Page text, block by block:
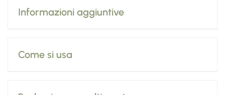
Informazioni aggiuntive
Come si usa